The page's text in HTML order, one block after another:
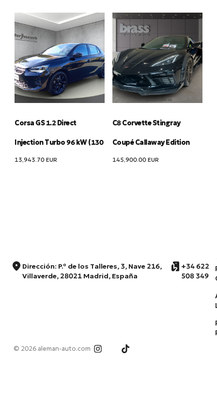
Corsa GS 1.2 Direct
Injection Turbo 96 kW (130
13,943.70 EUR
C8 Corvette Stingray
Coupé Callaway Edition
145,900.00 EUR
Dirección: P.º de los Talleres, 3, Nave 216,
Villaverde, 28021 Madrid, España
+34 622
508 349
© 2026 aleman-auto.com